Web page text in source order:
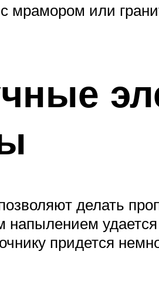
мрамором или
делать
придется